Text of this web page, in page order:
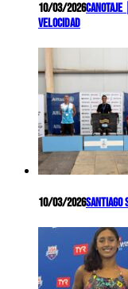
10/03/2026Canotaje
Velocidad
10/03/2026Santiago